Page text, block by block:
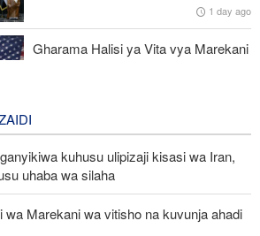
katika uteuzi wa wagombea wa
wa US
1 day ago
Gharama Halisi ya Vita vya Marekani
kuhusu ulipizaji kisasi wa Iran,
uhaba wa silaha
Marekani wa vitisho na kuvunja ahadi